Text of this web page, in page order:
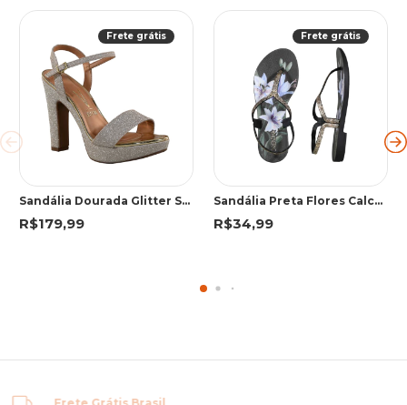
Frete grátis
Sandália Dourada Glitter Salto Alto | Vizzano
R$179,99
Frete grátis
Sandália Preta Flores Calce Fácil | Grendha
R$34,99